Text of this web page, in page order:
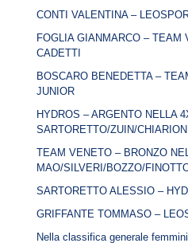
CONTI VALENTINA –
FOGLIA GIANMARCO – TEAM
CADETTI
BOSCARO BENEDETTA –
JUNIOR
HYDROS – ARGENTO NELLA
SARTORETTO/ZUIN/
TEAM VENETO – BRONZO
MAO/SILVERI/BOZZO/
SARTORETTO ALESSIO –
GRIFFANTE TOMMASO –
Nella classifica generale